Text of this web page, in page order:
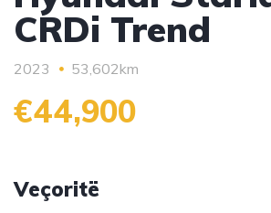
CRDi Trend
2023 53,602km
€44,900
Veçoritë